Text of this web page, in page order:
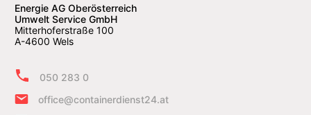
Energie AG Oberösterreich
Umwelt Service GmbH
Mitterhoferstraße 100
A-4600 Wels
050 283 0
office@containerdienst24.at